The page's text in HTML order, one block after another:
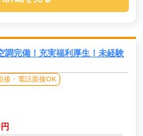
調完備！充実福利厚生！未経験
接・電話面接OK